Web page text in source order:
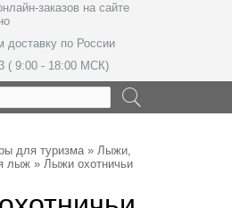
заказов на сайте
по России
( 9:00 - 18:00 МСК)
для туризма» Лыжи,
лыж » Лыжи охотничьи